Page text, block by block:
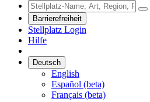
Barrierefreiheit
Stellplatz Login
Hilfe
Deutsch
English
Español (beta)
Français (beta)